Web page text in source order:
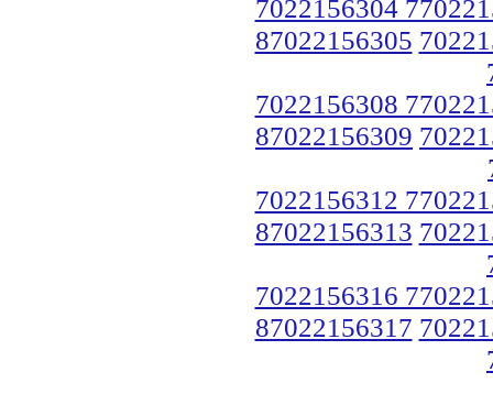
7022156304
87022156305
7022156308
87022156309
7022156312
87022156313
7022156316
87022156317